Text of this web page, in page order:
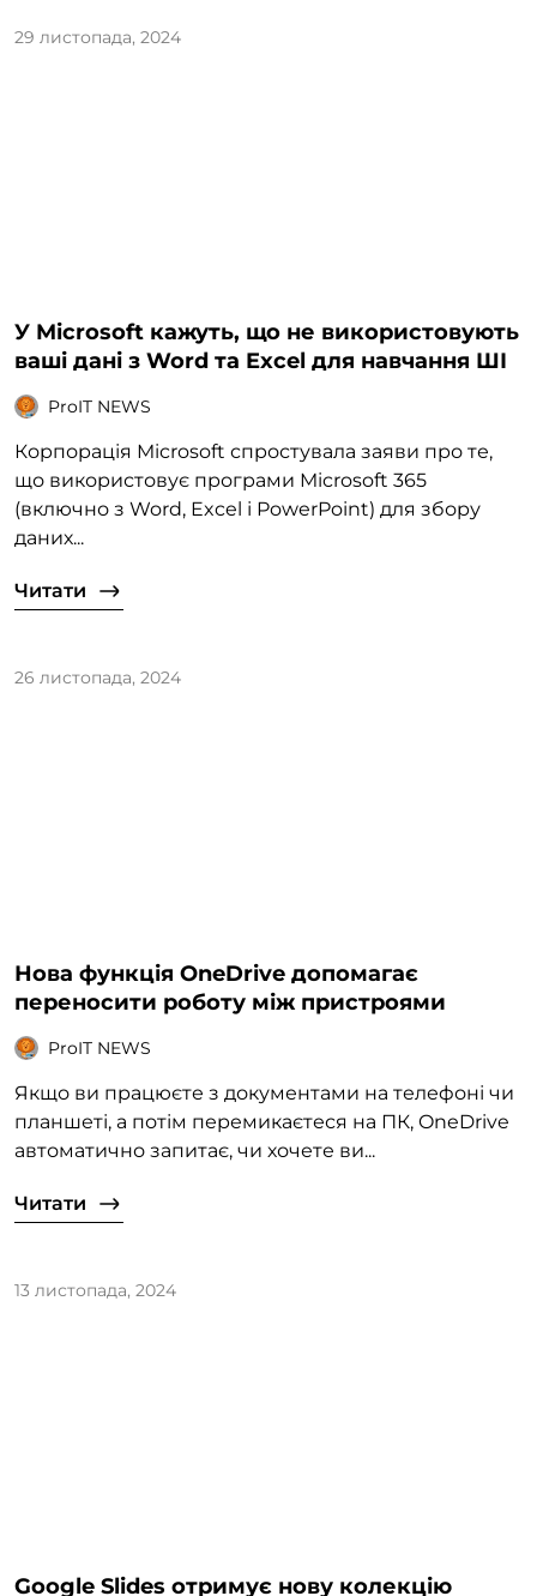
29 листопада, 2024
У Microsoft кажуть, що не використовують
ваші дані з Word та Excel для навчання ШІ
ProIT NEWS
Корпорація Microsoft спростувала заяви про те,
що використовує програми Microsoft 365
(включно з Word, Excel і PowerPoint) для збору
даних...
Читати
26 листопада, 2024
Нова функція OneDrive допомагає
переносити роботу між пристроями
ProIT NEWS
Якщо ви працюєте з документами на телефоні чи
планшеті, а потім перемикаєтеся на ПК, OneDrive
автоматично запитає, чи хочете ви...
Читати
13 листопада, 2024
Google Slides отримує нову колекцію